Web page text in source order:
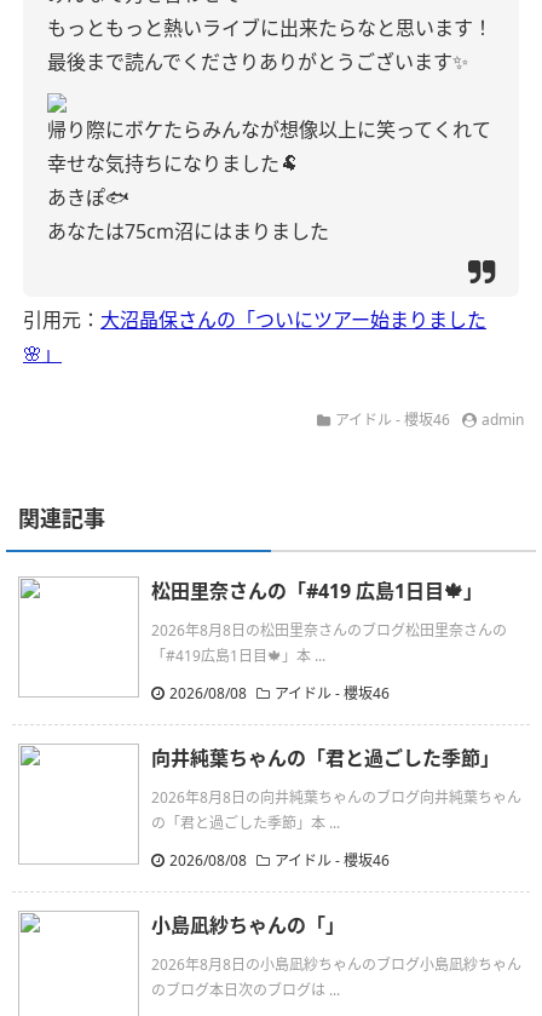
もっともっと熱いライブに出来たらなと思います！
最後まで読んでくださりありがとうございます✨
帰り際にボケたらみんなが想像以上に笑ってくれて
幸せな気持ちになりました🐏
あきぽ🐟
あなたは75cm沼にはまりました
引用元： 大沼晶保さんの「ついにツアー始まりました
🌸」
アイドル - 櫻坂46 admin
関連記事
松田里奈さんの「#419 広島1日目🍁」
2026年8月8日の松田里奈さんのブログ松田里奈さんの
「#419広島1日目🍁」本 ...
2026/08/08
アイドル - 櫻坂46
向井純葉ちゃんの「君と過ごした季節」
2026年8月8日の向井純葉ちゃんのブログ向井純葉ちゃん
の「君と過ごした季節」本 ...
2026/08/08
アイドル - 櫻坂46
小島凪紗ちゃんの「」
2026年8月8日の小島凪紗ちゃんのブログ小島凪紗ちゃん
のブログ本日次のブログは ...